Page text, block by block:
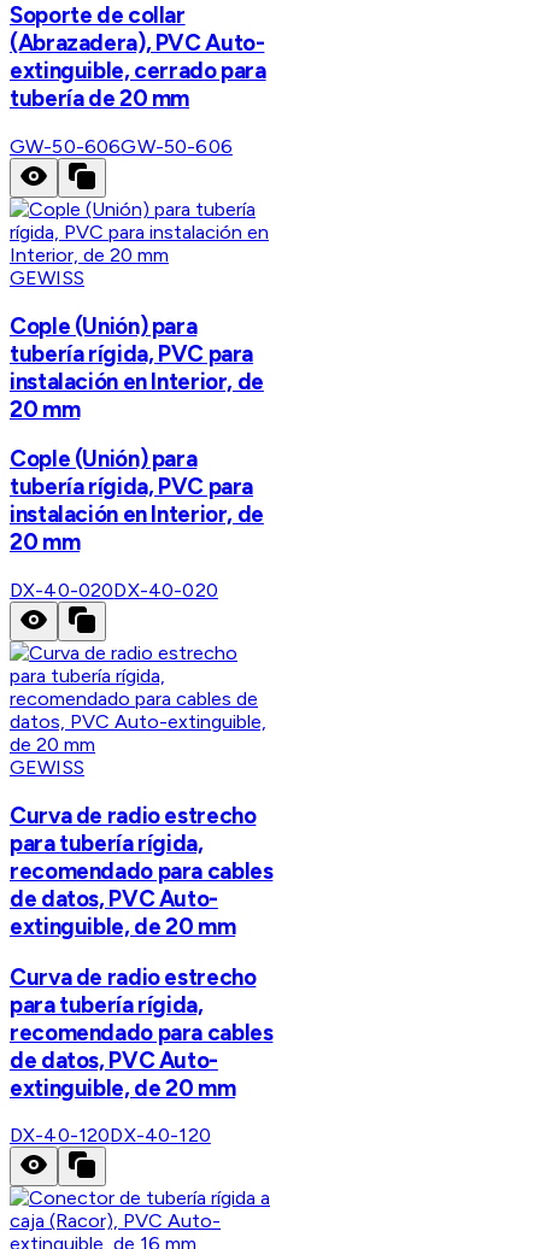
Soporte de collar
(Abrazadera), PVC Auto-
extinguible, cerrado para
tubería de 20 mm
GW-50-606GW-50-606
GEWISS
Cople (Unión) para
tubería rígida, PVC para
instalación en Interior, de
20 mm
Cople (Unión) para
tubería rígida, PVC para
instalación en Interior, de
20 mm
DX-40-020DX-40-020
GEWISS
Curva de radio estrecho
para tubería rígida,
recomendado para cables
de datos, PVC Auto-
extinguible, de 20 mm
Curva de radio estrecho
para tubería rígida,
recomendado para cables
de datos, PVC Auto-
extinguible, de 20 mm
DX-40-120DX-40-120